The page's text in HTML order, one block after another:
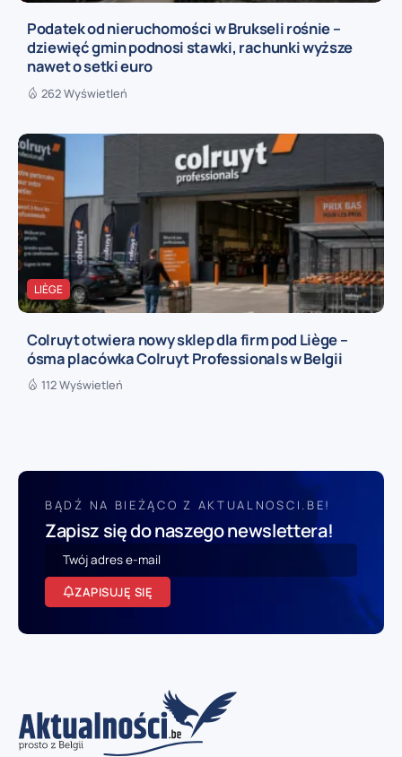
Podatek od nieruchomości w Brukseli rośnie –
dziewięć gmin podnosi stawki, rachunki wyższe
nawet o setki euro
262 Wyświetleń
LIÈGE
Colruyt otwiera nowy sklep dla firm pod Liège –
ósma placówka Colruyt Professionals w Belgii
112 Wyświetleń
BĄDŹ NA BIEŻĄCO Z AKTUALNOSCI.BE!
Zapisz się do naszego newslettera!
ZAPISUJĘ SIĘ